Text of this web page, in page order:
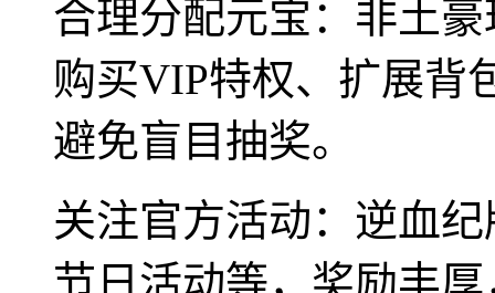
合理分配元宝：非土
购买VIP特权、扩展背
避免盲目抽奖。
关注官方活动：逆血
节日活动等，奖励丰